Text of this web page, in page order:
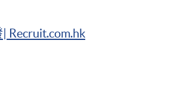
Recruit.com.hk